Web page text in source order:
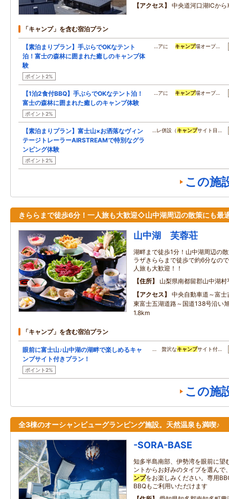
アクセス
中央道河口湖ICから
「キャンプ」を含む宿泊プラン
【素泊まりプラン】手ぶらでOKなテント
泊！富士の森林に囲まれた癒しのキャンプ体
験
ポイント2%
…アに キャンプ場オープ…
【1泊2食付BBQ】手ぶらでOKなテント泊！
富士の森林に囲まれた癒しのキャンプ体験
ポイント2%
…アに キャンプ場オープ…
【素泊まりプラン】富士山×お洒落なヴィン
テージトレーラーAIRSTREAMで特別なグラ
ンピング体験
ポイント2%
…レ併設（キャンプサイト目…
この施
きららまで徒歩6分！一人旅も大歓迎◇山中湖周辺の散策にも最
山中湖 芙蓉荘
湖畔まで徒歩1分！山中湖周辺の
ラザきららまで徒歩で約6分なの
人旅も大歓迎！！
住所
山梨県南都留郡山中湖村
アクセス
中央自動車道～富
東富士五湖道路～国道138号沿い
1.8km
「キャンプ」を含む宿泊プラン
眼前に富士山♪山中湖の湖畔で楽しめるキャ
ンプサイト付きプラン！
ポイント2%
… 贅沢なキャンプサイト付…
この施
全3棟のオーシャンビューグランピング施設。天然温泉も満喫♪
-SORA-BASE
知多半島南部、伊勢湾を眼前に望
ントからお好みのタイプを選んで
ンプをお楽しみください。専用
BBQもご利用いただけます